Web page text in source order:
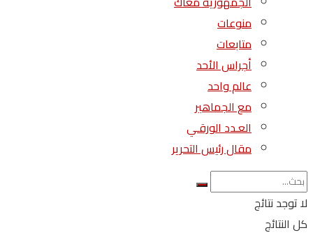
منوعات
متابعات
أجراس الأحد
عالم واحد
مع الجماهير
العـدد الورقـي
مقال رئيس التحرير
لا توجد نتائج
كل النتائج